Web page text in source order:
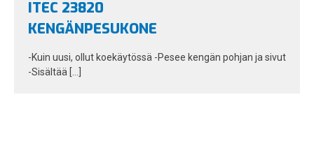
ITEC 23820
KENGÄNPESUKONE
-Kuin uusi, ollut koekäytössä -Pesee kengän pohjan ja sivut
-Sisältää […]